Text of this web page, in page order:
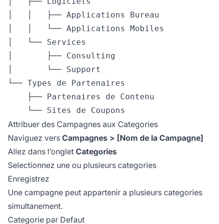
│   │   ├── Applications Bureau
│   │   └── Applications Mobiles
│   └── Services
│       ├── Consulting
│       └── Support
└── Types de Partenaires
    ├── Partenaires de Contenu
Attribuer des Campagnes aux Categories
Naviguez vers Campagnes > [Nom de la Campagne]
Allez dans l’onglet Categories
Selectionnez une ou plusieurs categories
Enregistrez
Une campagne peut appartenir a plusieurs categories
simultanement.
Categorie par Defaut